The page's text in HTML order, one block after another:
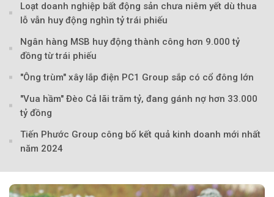
Loạt doanh nghiệp bất động sản chưa niêm yết dù thua
lỗ vẫn huy động nghìn tỷ trái phiếu
Ngân hàng MSB huy động thành công hơn 9.000 tỷ
đồng từ trái phiếu
"Ông trùm" xây lắp điện PC1 Group sắp có cổ đông lớn
"Vua hầm" Đèo Cả lãi trăm tỷ, đang gánh nợ hơn 33.000
tỷ đồng
Tiến Phước Group công bố kết quả kinh doanh mới nhất
năm 2024